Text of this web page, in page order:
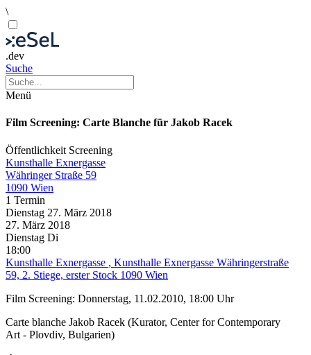
\
.dev
Suche
Menü
Film Screening: Carte Blanche für Jakob Racek
Öffentlichkeit Screening
Kunsthalle Exnergasse
Währinger Straße 59
1090 Wien
1 Termin
Dienstag 27. März 2018
27. März 2018
Dienstag Di
18:00
Kunsthalle Exnergasse , Kunsthalle Exnergasse Währingerstraße
59, 2. Stiege, erster Stock 1090 Wien
Film Screening: Donnerstag, 11.02.2010, 18:00 Uhr
Carte blanche Jakob Racek (Kurator, Center for Contemporary
Art - Plovdiv, Bulgarien)